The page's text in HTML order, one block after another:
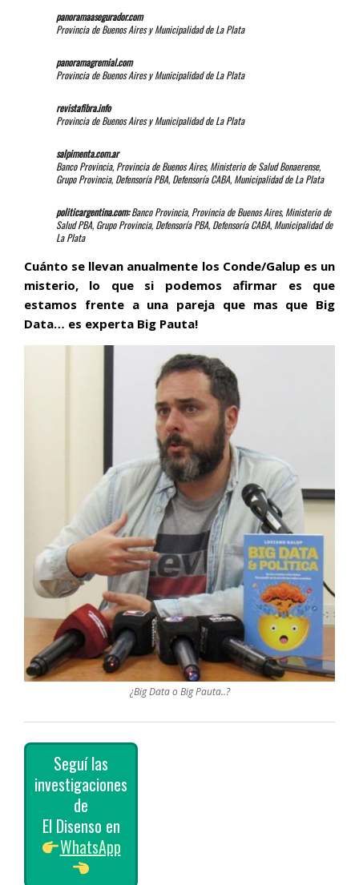
panoramaasegurador.com
Provincia de Buenos Aires y Municipalidad de La Plata
panoramagremial.com
Provincia de Buenos Aires y Municipalidad de La Plata
revistafibra.info
Provincia de Buenos Aires y Municipalidad de La Plata
salpimenta.com.ar
Banco Provincia, Provincia de Buenos Aires, Ministerio de Salud Bonaerense,
Grupo Provincia, Defensoría PBA, Defensoría CABA, Municipalidad de La Plata
politicargentina.com:Banco Provincia, Provincia de Buenos Aires, Ministerio de
Salud PBA, Grupo Provincia, Defensoría PBA, Defensoría CABA, Municipalidad de
La Plata
Cuánto se llevan anualmente los Conde/Galup es un
misterio, lo que si podemos afirmar es que
estamos frente a una pareja que mas que Big
Data… es experta Big Pauta!
¿Big Data o Big Pauta..?
Seguí las
investigaciones
de
El Disenso en
WhatsApp